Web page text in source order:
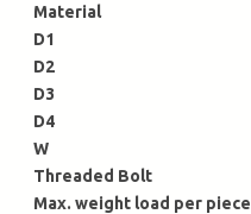
Material
D1
D2
D3
D4
W
Threaded Bolt
Max. weight load per piece